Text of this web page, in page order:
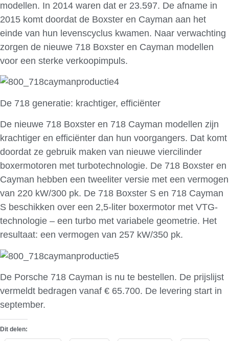
modellen. In 2014 waren dat er 23.597. De afname in
2015 komt doordat de Boxster en Cayman aan het
einde van hun levenscyclus kwamen. Naar verwachting
zorgen de nieuwe 718 Boxster en Cayman modellen
voor een sterke verkoopimpuls.
De 718 generatie: krachtiger, efficiënter
De nieuwe 718 Boxster en 718 Cayman modellen zijn
krachtiger en efficiënter dan hun voorgangers. Dat komt
doordat ze gebruik maken van nieuwe viercilinder
boxermotoren met turbotechnologie. De 718 Boxster en
Cayman hebben een tweeliter versie met een vermogen
van 220 kW/300 pk. De 718 Boxster S en 718 Cayman
S beschikken over een 2,5-liter boxermotor met VTG-
technologie – een turbo met variabele geometrie. Het
resultaat: een vermogen van 257 kW/350 pk.
De Porsche 718 Cayman is nu te bestellen. De prijslijst
vermeldt bedragen vanaf € 65.700. De levering start in
september.
Dit delen: